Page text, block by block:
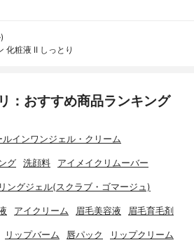
化粧液 II しっとり
：おすすめ商品ランキング
ルインワンジェル・クリーム
グ 洗顔料 アイメイクリムーバー
ングジェル(スクラブ・ゴマージュ)
アイクリーム 眉毛美容液 眉毛育毛剤
リップバーム 唇パック リップクリーム